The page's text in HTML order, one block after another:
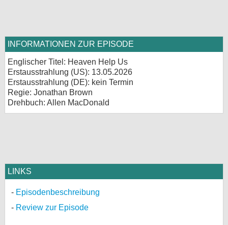
INFORMATIONEN ZUR EPISODE
Englischer Titel: Heaven Help Us
Erstausstrahlung (US): 13.05.2026
Erstausstrahlung (DE): kein Termin
Regie: Jonathan Brown
Drehbuch: Allen MacDonald
LINKS
Episodenbeschreibung
Review zur Episode
Kontakt
Nutzungsbedingungen
Datenschutz
myFanbase